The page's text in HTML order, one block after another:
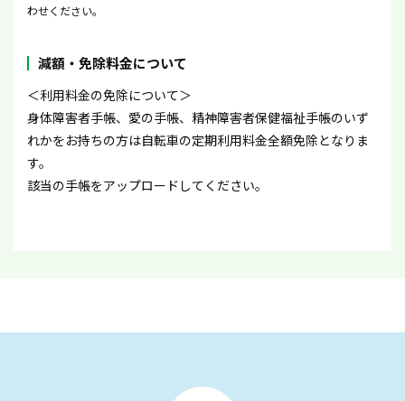
わせください。
減額・免除料金について
＜利用料金の免除について＞
身体障害者手帳、愛の手帳、精神障害者保健福祉手帳のいず
れかをお持ちの方は自転車の定期利用料金全額免除となりま
す。
該当の手帳をアップロードしてください。